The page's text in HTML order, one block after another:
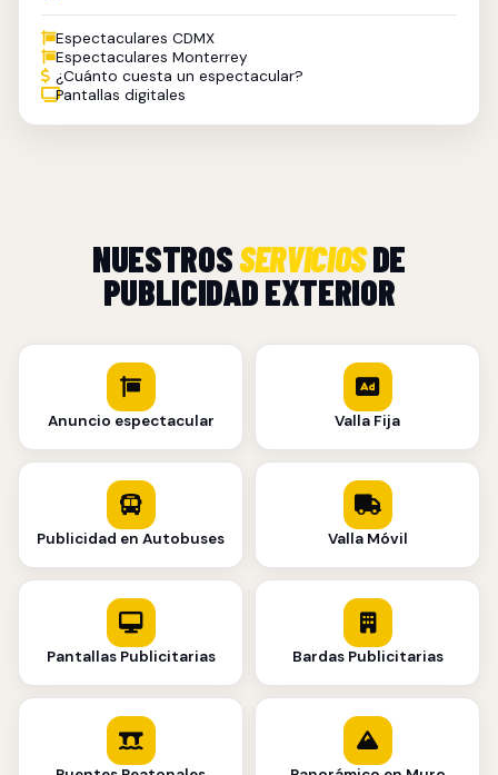
Espectaculares CDMX
Espectaculares Monterrey
¿Cuánto cuesta un espectacular?
Pantallas digitales
NUESTROSSERVICIOSDE
PUBLICIDAD EXTERIOR
Anuncio espectacular Valla Fija
Publicidad en Autobuses Valla Móvil
Pantallas Publicitarias Bardas Publicitarias